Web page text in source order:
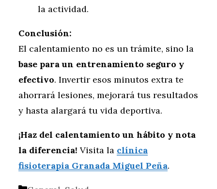
la actividad.
Conclusión:
El calentamiento no es un trámite, sino la
base para un entrenamiento seguro y
efectivo. Invertir esos minutos extra te
ahorrará lesiones, mejorará tus resultados
y hasta alargará tu vida deportiva.
¡Haz del calentamiento un hábito y nota
la diferencia! Visita la clínica
fisioterapia Granada Miguel Peña.